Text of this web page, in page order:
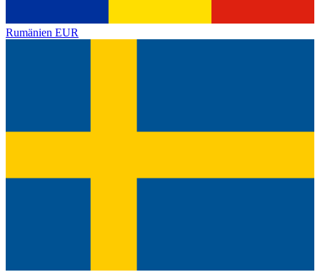
Rumänien EUR